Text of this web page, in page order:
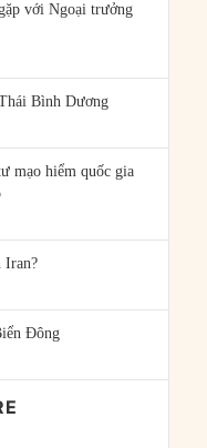
với Ngoại trưởng
Bình Dương
mạo hiểm quốc gia
Iran?
Đông